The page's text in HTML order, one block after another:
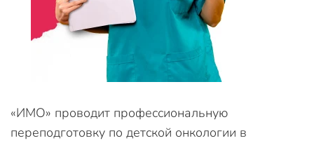
«ИМО» проводит профессиональную
переподготовку по детской онкологии в